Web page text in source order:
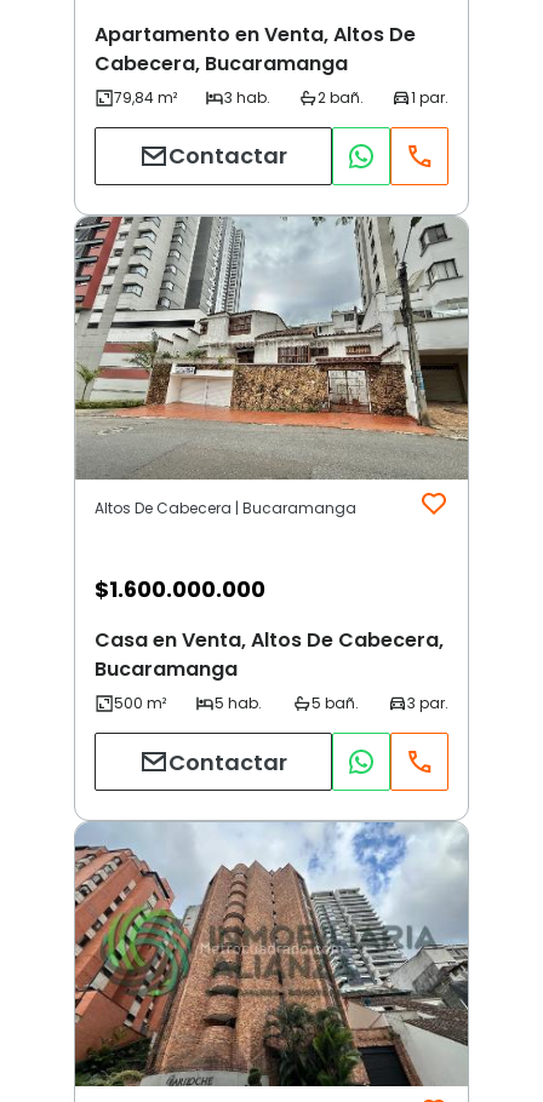
Apartamento en Venta, Altos De
Cabecera, Bucaramanga
Contactar
Altos De Cabecera | Bucaramanga
$1.600.000.000
Casa en Venta, Altos De Cabecera,
Bucaramanga
Contactar